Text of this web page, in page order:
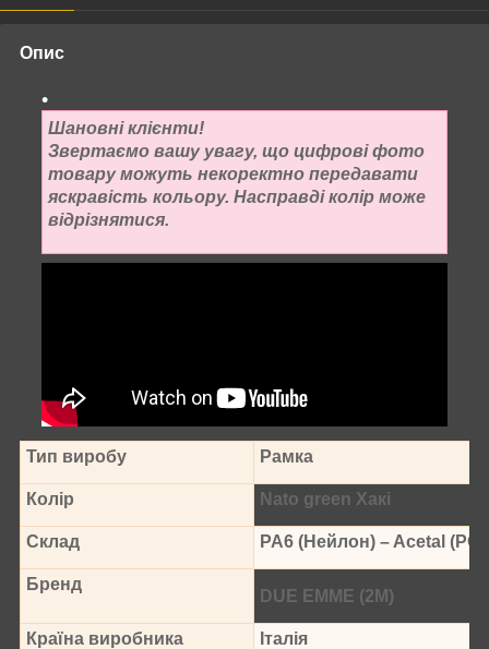
Опис
Шановні клієнти!
Звертаємо вашу увагу, що цифрові фото
товару можуть некоректно передавати
яскравість кольору. Насправді колір може
відрізнятися.
Тип виробу Рамка
Колір Nato green Хакі
Склад PA6 (Нейлон) – Acetal
Бренд
DUE EMME (2M)
Країна виробника Італія